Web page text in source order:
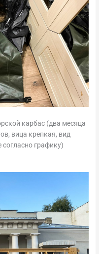
карбас (два месяца
вица крепкая, вид
согласно графику)